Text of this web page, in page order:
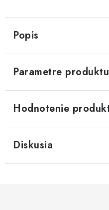
Popis
Parametre produktu
Hodnotenie
Diskusia